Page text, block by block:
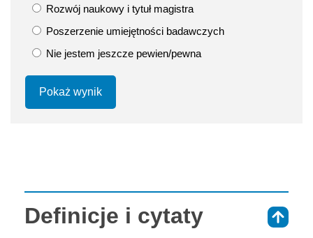
Rozwój naukowy i tytuł magistra
Poszerzenie umiejętności badawczych
Nie jestem jeszcze pewien/pewna
Pokaż wynik
Definicje i cytaty